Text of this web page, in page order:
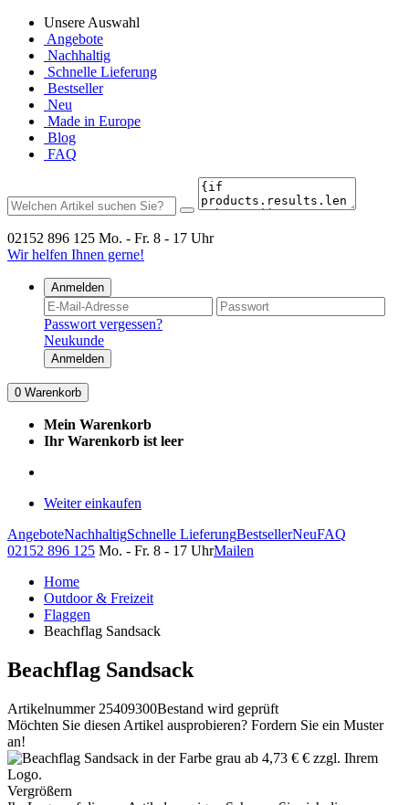
Unsere Auswahl
Angebote
Nachhaltig
Schnelle Lieferung
Bestseller
Neu
Made in Europe
Blog
FAQ
02152 896 125 Mo. - Fr. 8 - 17 Uhr
Wir helfen Ihnen gerne!
Anmelden
Passwort vergessen?
Neukunde
Anmelden
0 Warenkorb
Mein Warenkorb
Ihr Warenkorb ist leer
Weiter einkaufen
AngeboteNachhaltigSchnelle LieferungBestsellerNeuFAQ
02152 896 125 Mo. - Fr. 8 - 17 UhrMailen
Home
Outdoor & Freizeit
Flaggen
Beachflag Sandsack
Beachflag Sandsack
Artikelnummer 25409300Bestand wird geprüft
Möchten Sie diesen Artikel ausprobieren? Fordern Sie ein Muster
an!
Vergrößern